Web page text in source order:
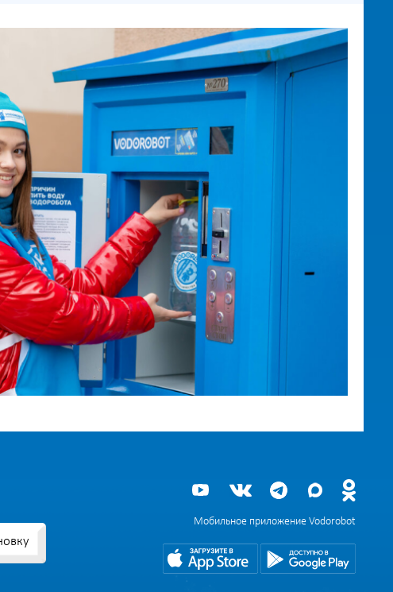
Мобильное приложение Vodorobot